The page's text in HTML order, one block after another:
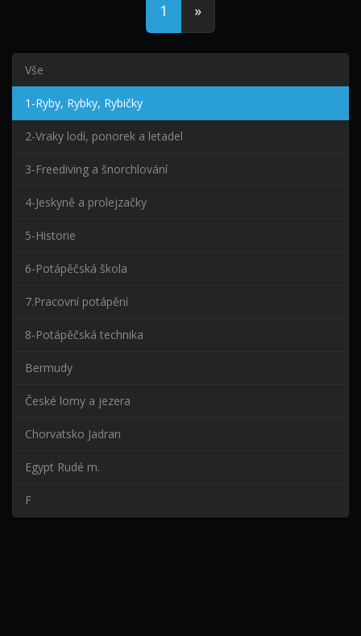
1 »
Vše
1-Ryby, Rybky, Rybičky
2-Vraky lodí, ponorek a letadel
3-Freediving a šnorchlování
4-Jeskyně a prolejzačky
5-Historie
6-Potápěčská škola
7.Pracovní potápění
8-Potápěčská technika
Bermudy
České lomy a jezera
Chorvatsko Jadran
Egypt Rudé m.
F